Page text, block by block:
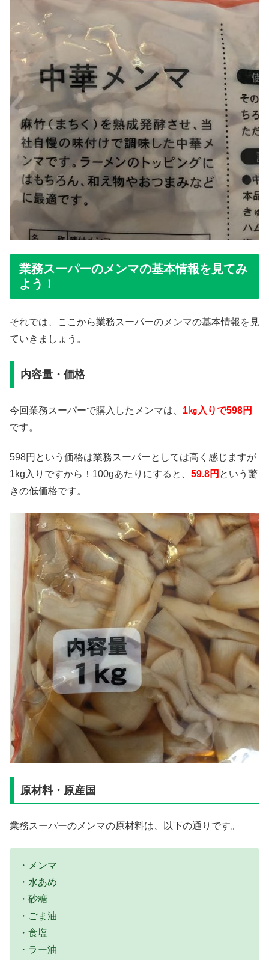
業務スーパーのメンマの基本情報を見てみ
よう！
それでは、ここから業務スーパーのメンマの基本情報を見
ていきましょう。
内容量・価格
今回業務スーパーで購入したメンマは、 1㎏入りで598円
です。
598円という価格は業務スーパーとしては高く感じますが
1kg入りですから！100gあたりにすると、 59.8円 という驚
きの低価格です。
原材料・原産国
業務スーパーのメンマの原材料は、以下の通りです。
・メンマ
・水あめ
・砂糖
・ごま油
・食塩
・ラー油